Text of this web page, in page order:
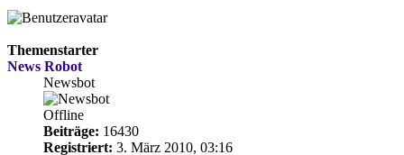
Themenstarter
News Robot
Newsbot
Offline
Beiträge: 16430
Registriert: 3. März 2010, 03:16